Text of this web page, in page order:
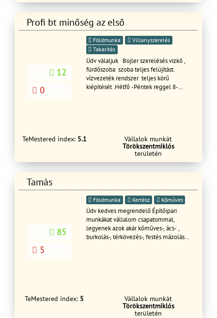
Profi bt minőség az első
12
0
Földmunka
Villanyszerelés
Takarítás
Üdv válaljuk Bojler szerelésés vizkő ,
fürdőszoba szoba teljes felújítást.
vízvezeték rendszer teljes körű
kiépítését .Hétfő -Péntek reggel 8-
TeMestered index: 5.1
Vállalok munkát
Törökszentmiklós
területén
Tamás
85
5
Földmunka Kertész Kőműves
Üdv kedves megrendelő Építőipari
munkákat vállalom csapatommal,
legyenek azok akár kőműves-, ács- ,
burkolás-, térkövezés-, festés mázolás
TeMestered index: 5
Vállalok munkát
Törökszentmiklós
területén